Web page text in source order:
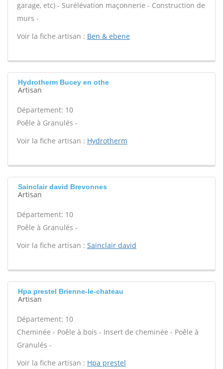
garage, etc) - Surélévation maçonnerie - Construction de
murs -
Voir la fiche artisan : Ben & ebene
Hydrotherm Bucey en othe
Artisan
Département: 10
Poêle à Granulés -
Voir la fiche artisan : Hydrotherm
Sainclair david Brevonnes
Artisan
Département: 10
Poêle à Granulés -
Voir la fiche artisan : Sainclair david
Hpa prestel Brienne-le-chateau
Artisan
Département: 10
Cheminée - Poêle à bois - Insert de cheminée - Poêle à
Granulés -
Voir la fiche artisan : Hpa prestel